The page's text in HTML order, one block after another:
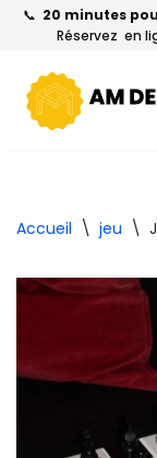
au
contenu
📞 20 minutes
Réservez en
Accueil \ jeu \